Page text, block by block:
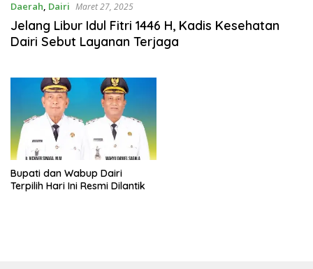
Daerah, Dairi Maret 27, 2025
Jelang Libur Idul Fitri 1446 H, Kadis Kesehatan
Dairi Sebut Layanan Terjaga
Bupati dan Wabup Dairi
Terpilih Hari Ini Resmi Dilantik